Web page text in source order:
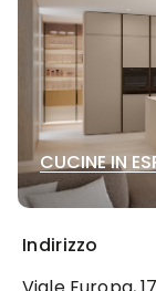
Indirizzo
CUCINE IN